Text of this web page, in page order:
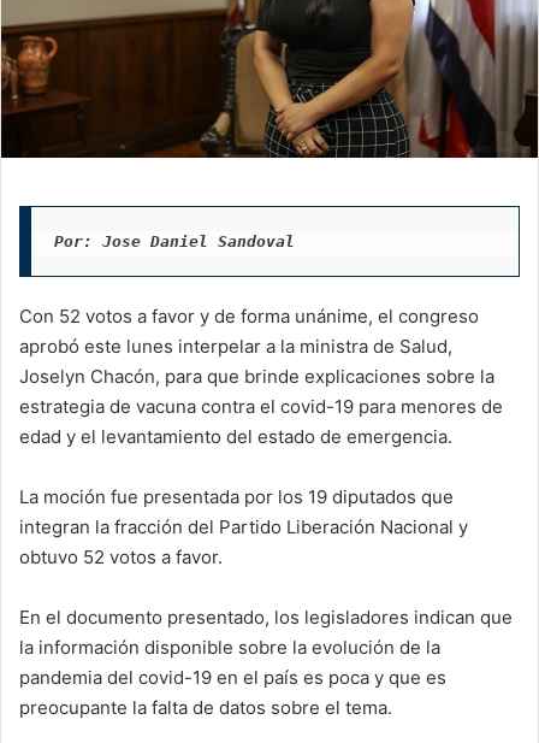
Por: Jose Daniel Sandoval
Con 52 votos a favor y de forma unánime, el congreso
aprobó este lunes interpelar a la ministra de Salud,
Joselyn Chacón, para que brinde explicaciones sobre la
estrategia de vacuna contra el covid-19 para menores de
edad y el levantamiento del estado de emergencia.
La moción fue presentada por los 19 diputados que
integran la fracción del Partido Liberación Nacional y
obtuvo 52 votos a favor.
En el documento presentado, los legisladores indican que
la información disponible sobre la evolución de la
pandemia del covid-19 en el país es poca y que es
preocupante la falta de datos sobre el tema.